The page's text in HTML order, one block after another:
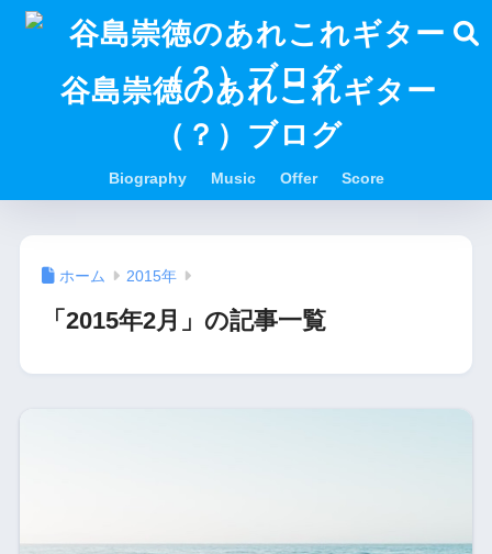
谷島崇徳のあれこれギター
（？）ブログ
Biography Music Offer Score
ホーム 2015年
「2015年2月」の記事一覧